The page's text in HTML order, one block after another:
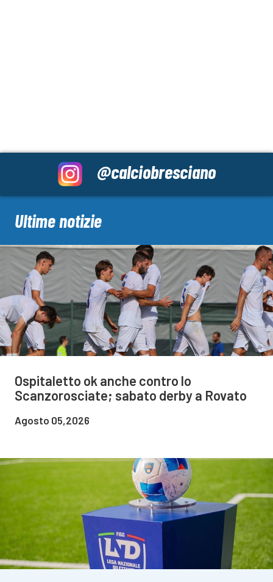
@calciobresciano
Ultime notizie
Ospitaletto ok anche contro lo
Scanzorosciate; sabato derby a Rovato
Agosto 05,2026